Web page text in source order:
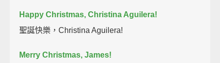
Happy Christmas, Christina Aguilera!
聖誕快樂，Christina Aguilera!
Merry Christmas, James!